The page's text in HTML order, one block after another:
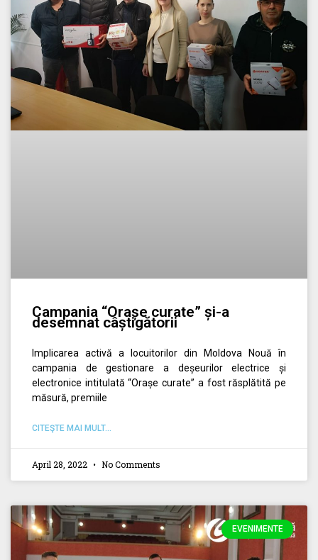
Campania “Orașe curate” și-a
desemnat câștigătorii
Implicarea activă a locuitorilor din Moldova Nouă în
campania de gestionare a deșeurilor electrice și
electronice intitulată “Orașe curate” a fost răsplătită pe
măsură, premiile
CITEŞTE MAI MULT...
April 28, 2022 No Comments
EVENIMENTE